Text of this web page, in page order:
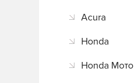
Acura
Honda
Honda Мото